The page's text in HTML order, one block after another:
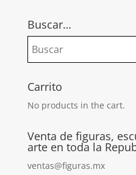
Buscar…
Carrito
No products in the cart.
Venta de figuras,
arte en toda la
ventas@figuras.mx